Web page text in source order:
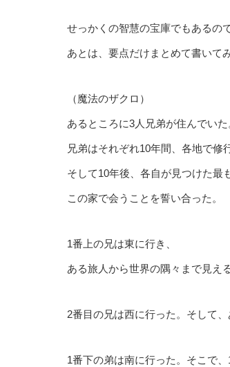
せっかくの智慧の宝庫でもあるの
あとは、要点だけまとめて書いて
（魔法のザクロ）
あるところに3人兄弟が住んでいた
兄弟はそれぞれ10年間、各地で修
そして10年後、各自が見つけた最
この家で会うことを誓い合った。
1番上の兄は東に行き、
ある旅人から世界の隅々まで見え
2番目の兄は西に行った。そして
1番下の弟は南に行った。そこで